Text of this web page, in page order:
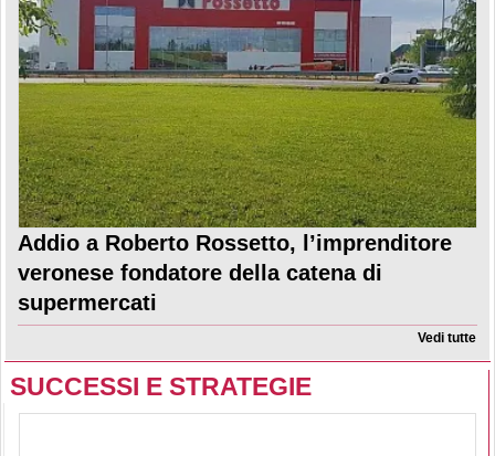
Addio a Roberto Rossetto, l’imprenditore
veronese fondatore della catena di
supermercati
Vedi tutte
SUCCESSI E STRATEGIE